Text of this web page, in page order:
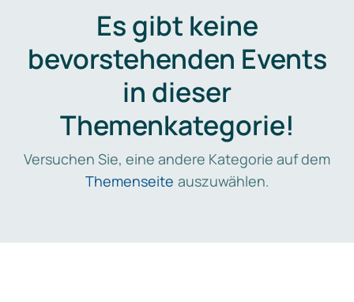
Es gibt keine
bevorstehenden Events
in dieser
Themenkategorie!
Versuchen Sie, eine andere Kategorie auf dem
Themenseite auszuwählen.